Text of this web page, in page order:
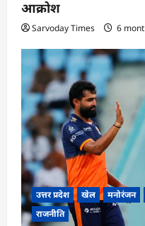
आक्रोश
Sarvoday Times 6
उत्तर प्रदेश खेल मनोरंजन
राजनीति